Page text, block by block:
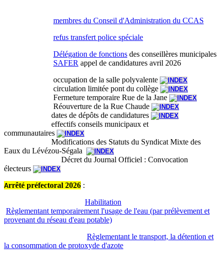
membres du Conseil d'Administration du CCAS
refus transfert police spéciale
Délégation de fonctions des conseillères municipales
SAFER appel de candidatures avril 2026
occupation de la salle polyvalente
circulation limitée pont du collège
Fermeture temporaire Rue de la Jane
Réouverture de la Rue Chaude
dates de dépôts de candidatures
effectifs conseils municipaux et
communautaires
Modifications des Statuts du Syndicat Mixte des
Eaux du Lévézou-Ségala
Décret du Journal Officiel : Convocation
électeurs
Arrêté préfectoral 2026 :
Habilitation
Règlementant temporairement l'usage de l'eau (par prélèvement et
provenant du réseau d'eau potable)
Règlementant le transport, la détention et
la consommation de protoxyde d'azote